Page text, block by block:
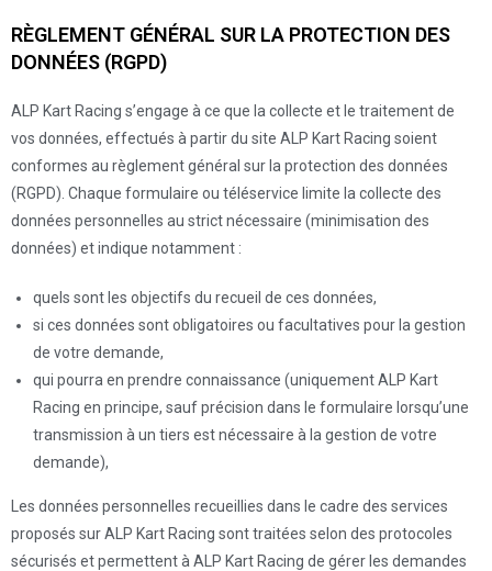
RÈGLEMENT GÉNÉRAL SUR LA PROTECTION DES
DONNÉES (RGPD)
ALP Kart Racing s’engage à ce que la collecte et le traitement de
vos données, effectués à partir du site ALP Kart Racing soient
conformes au règlement général sur la protection des données
(RGPD). Chaque formulaire ou téléservice limite la collecte des
données personnelles au strict nécessaire (minimisation des
données) et indique notamment :
quels sont les objectifs du recueil de ces données,
si ces données sont obligatoires ou facultatives pour la gestion
de votre demande,
qui pourra en prendre connaissance (uniquement ALP Kart
Racing en principe, sauf précision dans le formulaire lorsqu’une
transmission à un tiers est nécessaire à la gestion de votre
demande),
Les données personnelles recueillies dans le cadre des services
proposés sur ALP Kart Racing sont traitées selon des protocoles
sécurisés et permettent à ALP Kart Racing de gérer les demandes